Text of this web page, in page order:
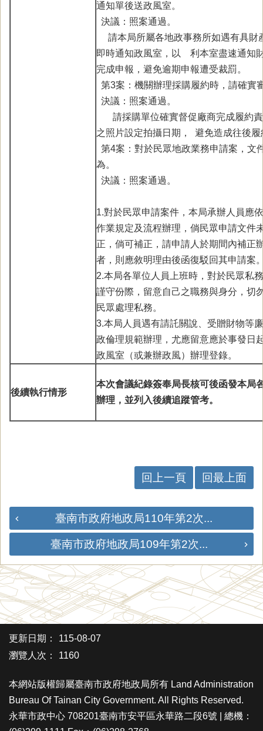
通知單後送政風室。
決議：照案通過。
請本局所屬各地政事務所如遇有具財
即時通知政風室，以 利本室盡速通知
完成申報，避免逾期申報遭受裁罰。
第3案：機關辦理採購履約時，請確實
決議：照案通過。
請採購單位確實督促廠商完成履約責
之照片設定拍攝日期， 避免造成往後履
第4案：對於民眾地政業務申請案，文
為。
決議：照案通過。
1.對於民眾申請案件，本局承辦人員應
作業規定及流程辦理，倘民眾申請文件
正，倘可補正，請申請人於期間內補正
者，則應敘明理由後函復駁回其申請案
2.本局各單位人員上班時，對於民眾私
謹守份際，留意自己之職務與身分，切
民眾處理私務。
3.本局人員遇有請託關說、受贈財物等
政倫理規範辦理，尤應留意應於事發日
政風室（或兼辦政風）辦理登錄。
後續執行情形
本次會議紀錄簽奉局長核可後函發本局
辦理，並列入後續追蹤管考。
回上一頁 回最上面
臺南市政府地政局110年第2次...
臺南市政府地政局109年第2次...
更新日期：
115-08-07
瀏覽人次：
1160
本網站版權歸屬臺南市政府地政局所有 Land Administration
Bureau Of Tainan City Government. All Rights Reserved.
永華市政中心 708201臺南市安平區永華路二段6號 | 總機：